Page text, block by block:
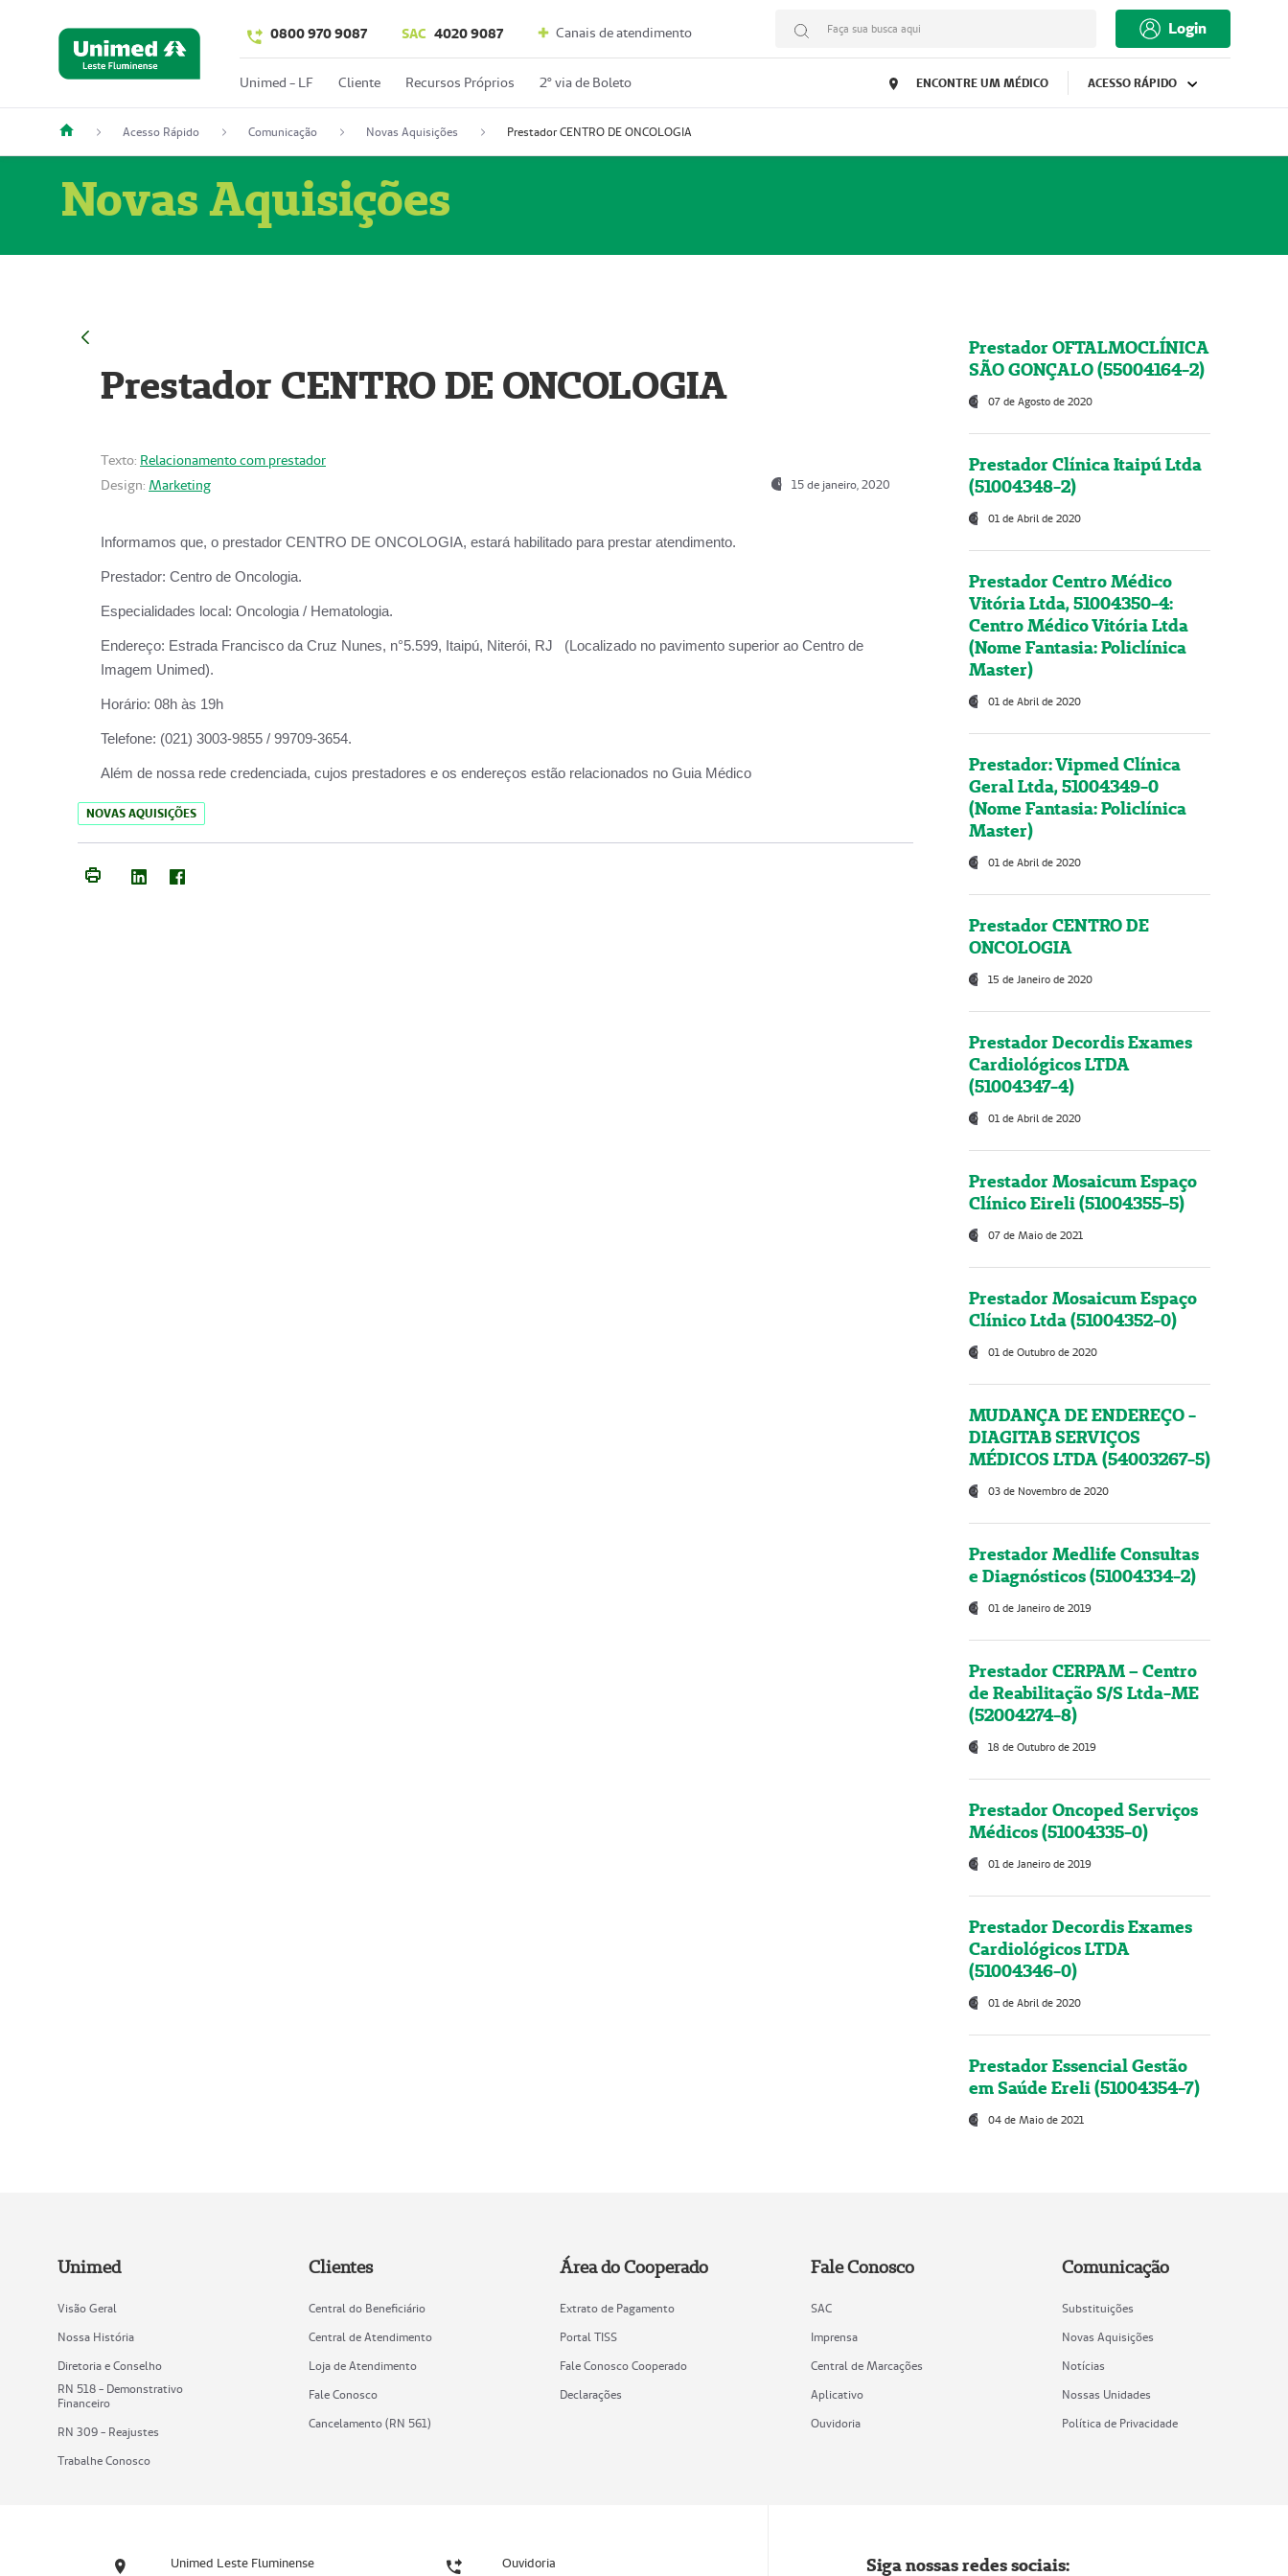
0800 970 9087 SAC 4020 9087 Canais de atendimento Faça sua busca aqui Login
Unimed - LF Cliente Recursos Próprios 2º via de Boleto ENCONTRE UM MÉDICO ACESSO RÁPIDO
Acesso Rápido Comunicação Novas Aquisições Prestador CENTRO DE ONCOLOGIA
Novas Aquisições
Prestador CENTRO DE ONCOLOGIA
Texto: Relacionamento com prestador
Design: Marketing 15 de janeiro, 2020
Informamos que, o prestador CENTRO DE ONCOLOGIA, estará habilitado para prestar atendimento.
Prestador: Centro de Oncologia.
Especialidades local: Oncologia / Hematologia.
Endereço: Estrada Francisco da Cruz Nunes, n°5.599, Itaipú, Niterói, RJ (Localizado no pavimento superior ao Centro de
Imagem Unimed).
Horário: 08h às 19h
Telefone: (021) 3003-9855 / 99709-3654.
Além de nossa rede credenciada, cujos prestadores e os endereços estão relacionados no Guia Médico
NOVAS AQUISIÇÕES
Prestador OFTALMOCLÍNICA
SÃO GONÇALO (55004164-2)
07 de Agosto de 2020
Prestador Clínica Itaipú Ltda
(51004348-2)
01 de Abril de 2020
Prestador Centro Médico
Vitória Ltda, 51004350-4:
Centro Médico Vitória Ltda
(Nome Fantasia: Policlínica
Master)
01 de Abril de 2020
Prestador: Vipmed Clínica
Geral Ltda, 51004349-0
(Nome Fantasia: Policlínica
Master)
01 de Abril de 2020
Prestador CENTRO DE
ONCOLOGIA
15 de Janeiro de 2020
Prestador Decordis Exames
Cardiológicos LTDA
(51004347-4)
01 de Abril de 2020
Prestador Mosaicum Espaço
Clínico Eireli (51004355-5)
07 de Maio de 2021
Prestador Mosaicum Espaço
Clínico Ltda (51004352-0)
01 de Outubro de 2020
MUDANÇA DE ENDEREÇO -
DIAGITAB SERVIÇOS
MÉDICOS LTDA (54003267-5)
03 de Novembro de 2020
Prestador Medlife Consultas
e Diagnósticos (51004334-2)
01 de Janeiro de 2019
Prestador CERPAM – Centro
de Reabilitação S/S Ltda-ME
(52004274-8)
18 de Outubro de 2019
Prestador Oncoped Serviços
Médicos (51004335-0)
01 de Janeiro de 2019
Prestador Decordis Exames
Cardiológicos LTDA
(51004346-0)
01 de Abril de 2020
Prestador Essencial Gestão
em Saúde Ereli (51004354-7)
04 de Maio de 2021
Unimed
Visão Geral
Nossa História
Diretoria e Conselho
RN 518 - Demonstrativo
Financeiro
RN 309 - Reajustes
Trabalhe Conosco
Clientes
Central do Beneficiário
Central de Atendimento
Loja de Atendimento
Fale Conosco
Cancelamento (RN 561)
Área do Cooperado
Extrato de Pagamento
Portal TISS
Fale Conosco Cooperado
Declarações
Fale Conosco
SAC
Imprensa
Central de Marcações
Aplicativo
Ouvidoria
Comunicação
Substituições
Novas Aquisições
Notícias
Nossas Unidades
Política de Privacidade
Unimed Leste Fluminense Ouvidoria Siga nossas redes sociais: